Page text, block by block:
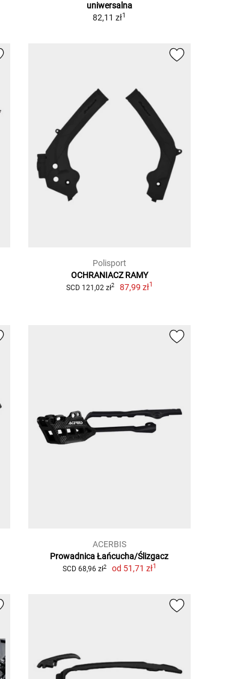
uniwersalna
82,11 zł1
Polisport
OCHRANIACZ RAMY
SCD 121,02 zł2 87,99 zł1
ACERBIS
Prowadnica Łańcucha/Ślizgacz
SCD 68,96 zł2 od 51,71 zł1